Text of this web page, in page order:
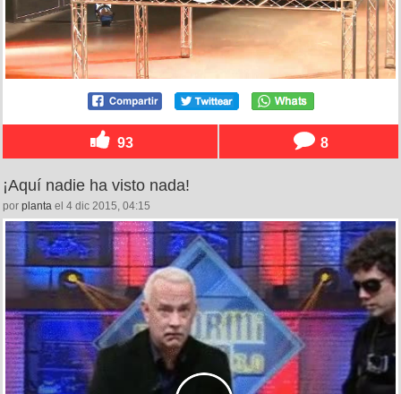
93 8
¡Aquí nadie ha visto nada!
por planta el 4 dic 2015, 04:15